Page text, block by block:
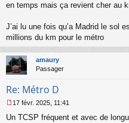
o
u
en temps mais ça revient cher au
J’ai lu une fois qu’a Madrid le sol
millions du km pour le métro
amaury
Passager
Re: Métro D
e
17 févr. 2025, 11:41
Un TCSP fréquent et avec de